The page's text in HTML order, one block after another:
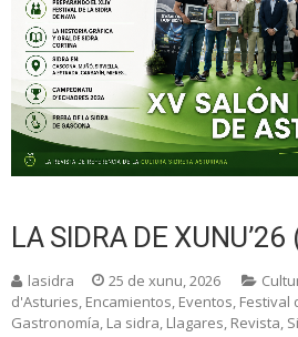
LA SIDRA DE
lasidra 25 de xunu, 2026
d'Asturies Encamientos Eventos Festival
Gastronomía La sidra Llagares Revista